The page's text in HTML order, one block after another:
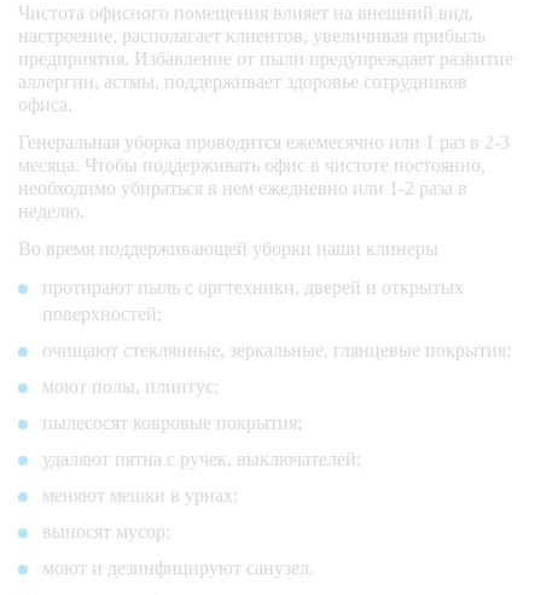
Чистота офисного помещения влияет на внешний вид,
настроение, располагает клиентов, увеличивая прибыль
предприятия. Избавление от пыли предупреждает развитие
аллергии, астмы, поддерживает здоровье сотрудников
офиса.
Генеральная уборка проводится ежемесячно или 1 раз в 2-3
месяца. Чтобы поддерживать офис в чистоте постоянно,
необходимо убираться в нем ежедневно или 1-2 раза в
неделю.
Во время поддерживающей уборки наши клинеры
протирают пыль с оргтехники, дверей и открытых
поверхностей;
очищают стеклянные, зеркальные, глянцевые покрытия;
моют полы, плинтус;
пылесосят ковровые покрытия;
удаляют пятна с ручек, выключателей;
меняют мешки в урнах;
выносят мусор;
моют и дезинфицируют санузел.